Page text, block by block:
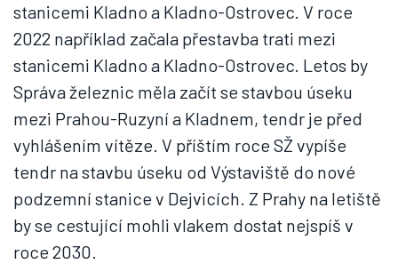
stanicemi Kladno a Kladno-Ostrovec. V roce
2022 například začala přestavba trati mezi
stanicemi Kladno a Kladno-Ostrovec. Letos by
Správa železnic měla začít se stavbou úseku
mezi Prahou-Ruzyní a Kladnem, tendr je před
vyhlášením vítěze. V příštím roce SŽ vypíše
tendr na stavbu úseku od Výstaviště do nové
podzemní stanice v Dejvicích. Z Prahy na letiště
by se cestující mohli vlakem dostat nejspíš v
roce 2030.